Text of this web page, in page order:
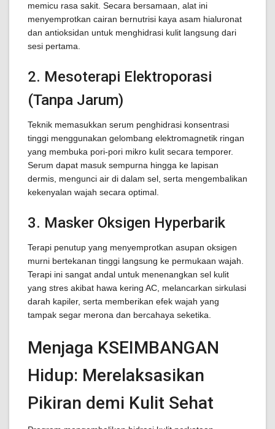
memicu rasa sakit. Secara bersamaan, alat ini
menyemprotkan cairan bernutrisi kaya asam hialuronat
dan antioksidan untuk menghidrasi kulit langsung dari
sesi pertama.
2. Mesoterapi Elektroporasi
(Tanpa Jarum)
Teknik memasukkan serum penghidrasi konsentrasi
tinggi menggunakan gelombang elektromagnetik ringan
yang membuka pori-pori mikro kulit secara temporer.
Serum dapat masuk sempurna hingga ke lapisan
dermis, mengunci air di dalam sel, serta mengembalikan
kekenyalan wajah secara optimal.
3. Masker Oksigen Hyperbarik
Terapi penutup yang menyemprotkan asupan oksigen
murni bertekanan tinggi langsung ke permukaan wajah.
Terapi ini sangat andal untuk menenangkan sel kulit
yang stres akibat hawa kering AC, melancarkan sirkulasi
darah kapiler, serta memberikan efek wajah yang
tampak segar merona dan bercahaya seketika.
Menjaga KSEIMBANGAN
Hidup: Merelaksasikan
Pikiran demi Kulit Sehat